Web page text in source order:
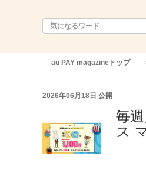
au PAY magazineトップ
2026年06月18日 公開
毎
ス